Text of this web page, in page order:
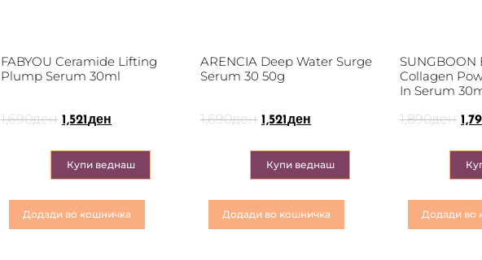
FABYOU Ceramide Lifting
Plump Serum 30ml
1,690ден 1,521 ден
Купи веднаш
Додади во кошничка
ARENCIA Deep Water Surge
Serum 30 50g
1,690ден 1,521 ден
Купи веднаш
Додади во кошничка
SUNGBOON
Collagen
In Serum
1,890ден
Додади во